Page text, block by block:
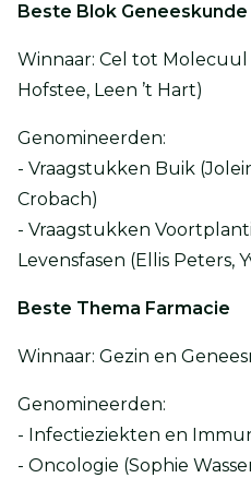
Beste Blok Geneeskunde
Winnaar: Cel tot Molecuul
Hofstee, Leen ’t Hart)
Genomineerden:
- Vraagstukken Buik
Crobach)
- Vraagstukken
Levensfasen (Ellis Peters,
Beste Thema Farmacie
Winnaar: Gezin en
Genomineerden:
- Infectieziekten en
- Oncologie (Sophie